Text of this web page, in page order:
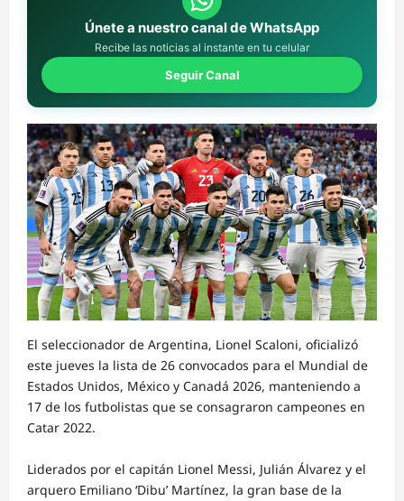
Únete a nuestro canal de WhatsApp
Recibe las noticias al instante en tu celular
Seguir Canal
El seleccionador de Argentina, Lionel Scaloni, oficializó
este jueves la lista de 26 convocados para el Mundial de
Estados Unidos, México y Canadá 2026, manteniendo a
17 de los futbolistas que se consagraron campeones en
Catar 2022.
Liderados por el capitán Lionel Messi, Julián Álvarez y el
arquero Emiliano ‘Dibu’ Martínez, la gran base de la